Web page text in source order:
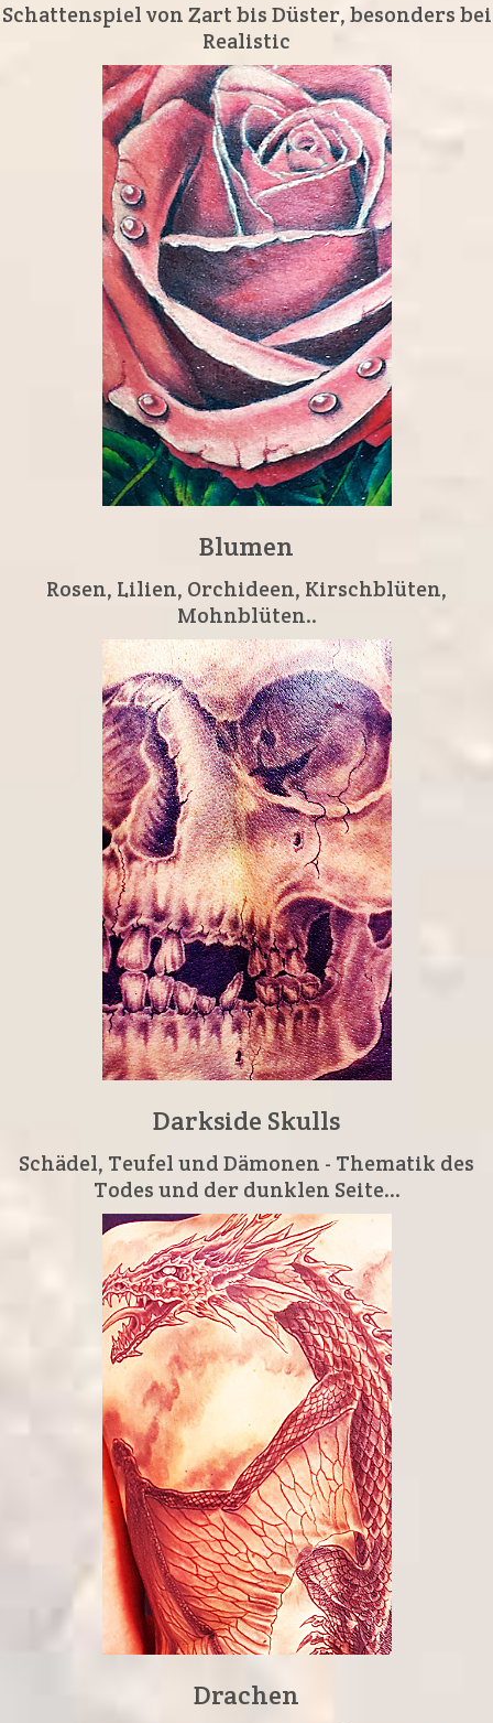
Schattenspiel von Zart bis Düster, besonders bei
Realistic
Blumen
Rosen, Lilien, Orchideen, Kirschblüten,
Mohnblüten..
Darkside Skulls
Schädel, Teufel und Dämonen - Thematik des
Todes und der dunklen Seite...
Drachen